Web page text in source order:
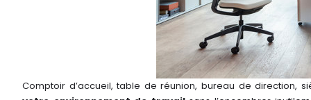
Comptoir d’accueil, table de réunion, bureau de direction,